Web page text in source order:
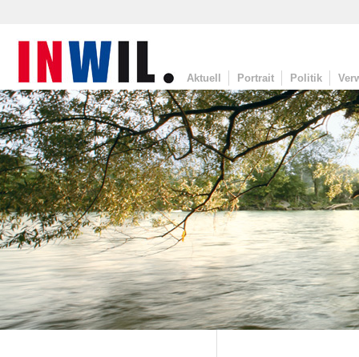
Aktuell Portrait Politik